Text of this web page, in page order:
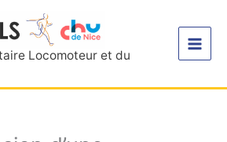
Locomoteur et du